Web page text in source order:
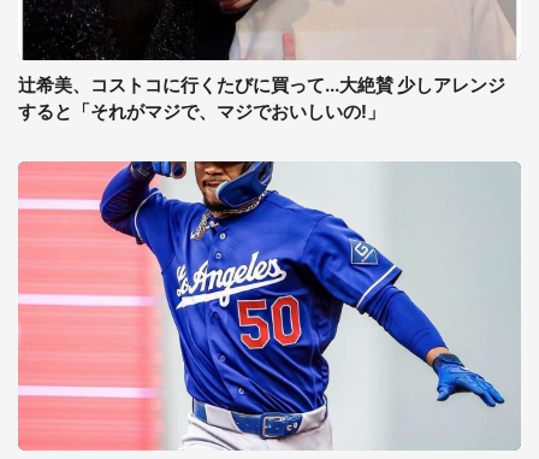
辻希美、コストコに行くたびに買って...大絶賛 少しアレンジ
すると「それがマジで、マジでおいしいの!」